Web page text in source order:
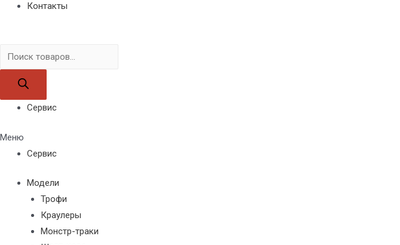
Контакты
Поиск
товаров
Сервис
Меню
Сервис
Модели
Трофи
Краулеры
Монстр-траки